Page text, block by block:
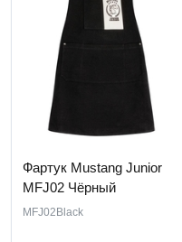
Фартук Mustang Junior
MFJ02 Чёрный
MFJ02Black